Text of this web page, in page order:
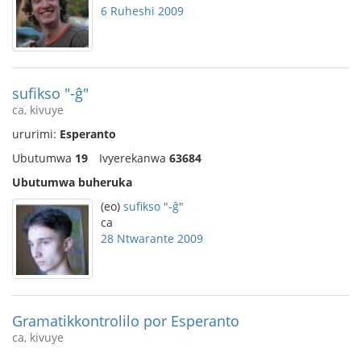
6 Ruheshi 2009
sufikso "-ĝ"
ca, kivuye
ururimi: Esperanto
Ubutumwa 19 Ivyerekanwa 63684
Ubutumwa buheruka
(eo) sufikso "-ĝ"
ca
28 Ntwarante 2009
Gramatikkontrolilo por Esperanto
ca, kivuye